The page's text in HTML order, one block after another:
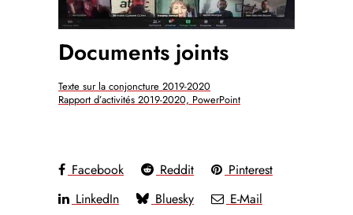
Documents joints
Texte sur la conjoncture 2019-2020
Rapport d’activités 2019-2020, PowerPoint
Facebook Reddit
Pinterest
LinkedIn
Bluesky E-Mail